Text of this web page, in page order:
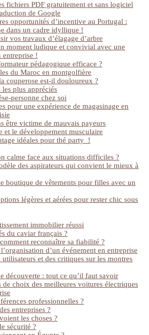
fichiers PDF gratuitement et sans logiciel
de Google
opportunités d’incentive au Portugal :
dans un cadre idyllique !
vos travaux d’élagage d’arbre
moment ludique et convivial avec une
entreprise !
pédagogique efficace ?
du Maroc en montgolfière
couperose est-il douloureux ?
les plus appréciés
personne chez soi
pour une expérience de magasinage en
être victime de mauvais payeurs
et le développement musculaire
idéales pour thé party !
calme face aux situations difficiles ?
des aspirateurs qui convient le mieux à
boutique de vêtements pour filles avec un
légères et aérées pour rester chic sous
immobilier réussi
du caviar français ?
reconnaître sa fiabilité ?
d’un événement en entreprise
utilisateurs et des critiques sur les montres
découverte : tout ce qu’il faut savoir
de choix des meilleures voitures électriques
professionnelles ?
entreprises ?
les choses ?
sécurité ?